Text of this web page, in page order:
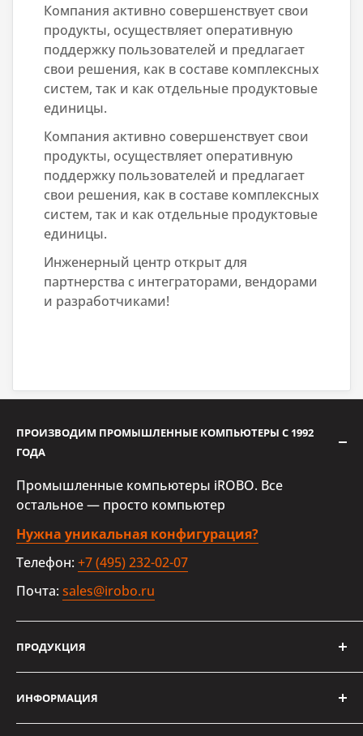
Компания активно совершенствует свои
продукты, осуществляет оперативную
поддержку пользователей и предлагает
свои решения, как в составе комплексных
систем, так и как отдельные продуктовые
единицы.
Компания активно совершенствует свои
продукты, осуществляет оперативную
поддержку пользователей и предлагает
свои решения, как в составе комплексных
систем, так и как отдельные продуктовые
единицы.
Инженерный центр открыт для
партнерства с интеграторами, вендорами
и разработчиками!
ПРОИЗВОДИМ ПРОМЫШЛЕННЫЕ КОМПЬЮТЕРЫ С 1992
ГОДА
Промышленные компьютеры iROBO. Все
остальное — просто компьютер
Нужна уникальная конфигурация?
Телефон: +7 (495) 232-02-07
Почта: sales@irobo.ru
ПРОДУКЦИЯ
Разработка уникальных конфигураций
ИНФОРМАЦИЯ